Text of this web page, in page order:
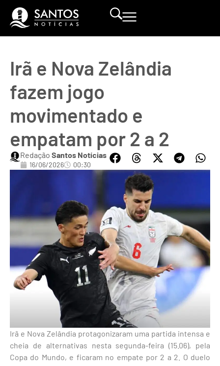
Irã e Nova Zelândia
fazem jogo
movimentado e
empatam por 2 a 2
Redação Santos Notícias
16/06/2026 00:30
Irã e Nova Zelândia protagonizaram uma partida intensa e
cheia de alternativas nesta segunda-feira (15.06), pela
Copa do Mundo, e ficaram no empate por 2 a 2. O duelo